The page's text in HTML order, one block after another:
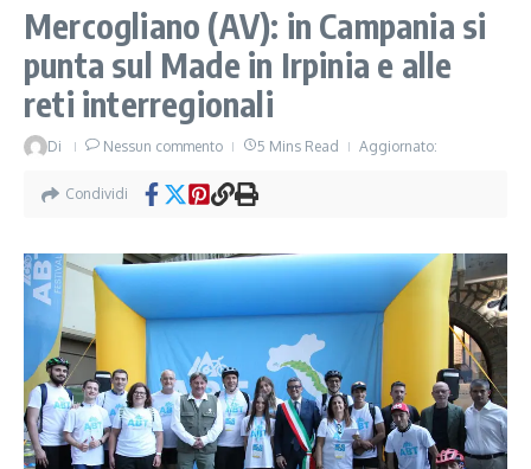
Mercogliano (AV): in Campania si
punta sul Made in Irpinia e alle
reti interregionali
Di Nessun commento 5 Mins Read Aggiornato:
Condividi